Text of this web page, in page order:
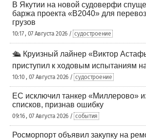
В Якутии на новой судоверфи
баржа проекта «В2040» для
грузов
10:17 , 07 Августа 2026 / судостроение
🛳️ Круизный лайнер «Виктор
приступил к ходовым испытаниям
10:10 , 07 Августа 2026 / судостроение
ЕС исключил танкер «Миллерово»
списков, признав ошибку
09:16 , 07 Августа 2026 / события
Росморпорт объявил закупку на